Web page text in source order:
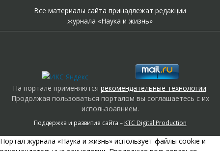
Все материалы сайта принадлежат редакции
журнала «Наука и жизнь»
На портале применяются рекомендательные технологии.
Продолжая пользоваться порталом вы соглашаетесь с их
использоавнием.
Поддержка и развитие сайта – KTC Digital Production
Портал журнала «Наука и жизнь» использует файлы cookie и